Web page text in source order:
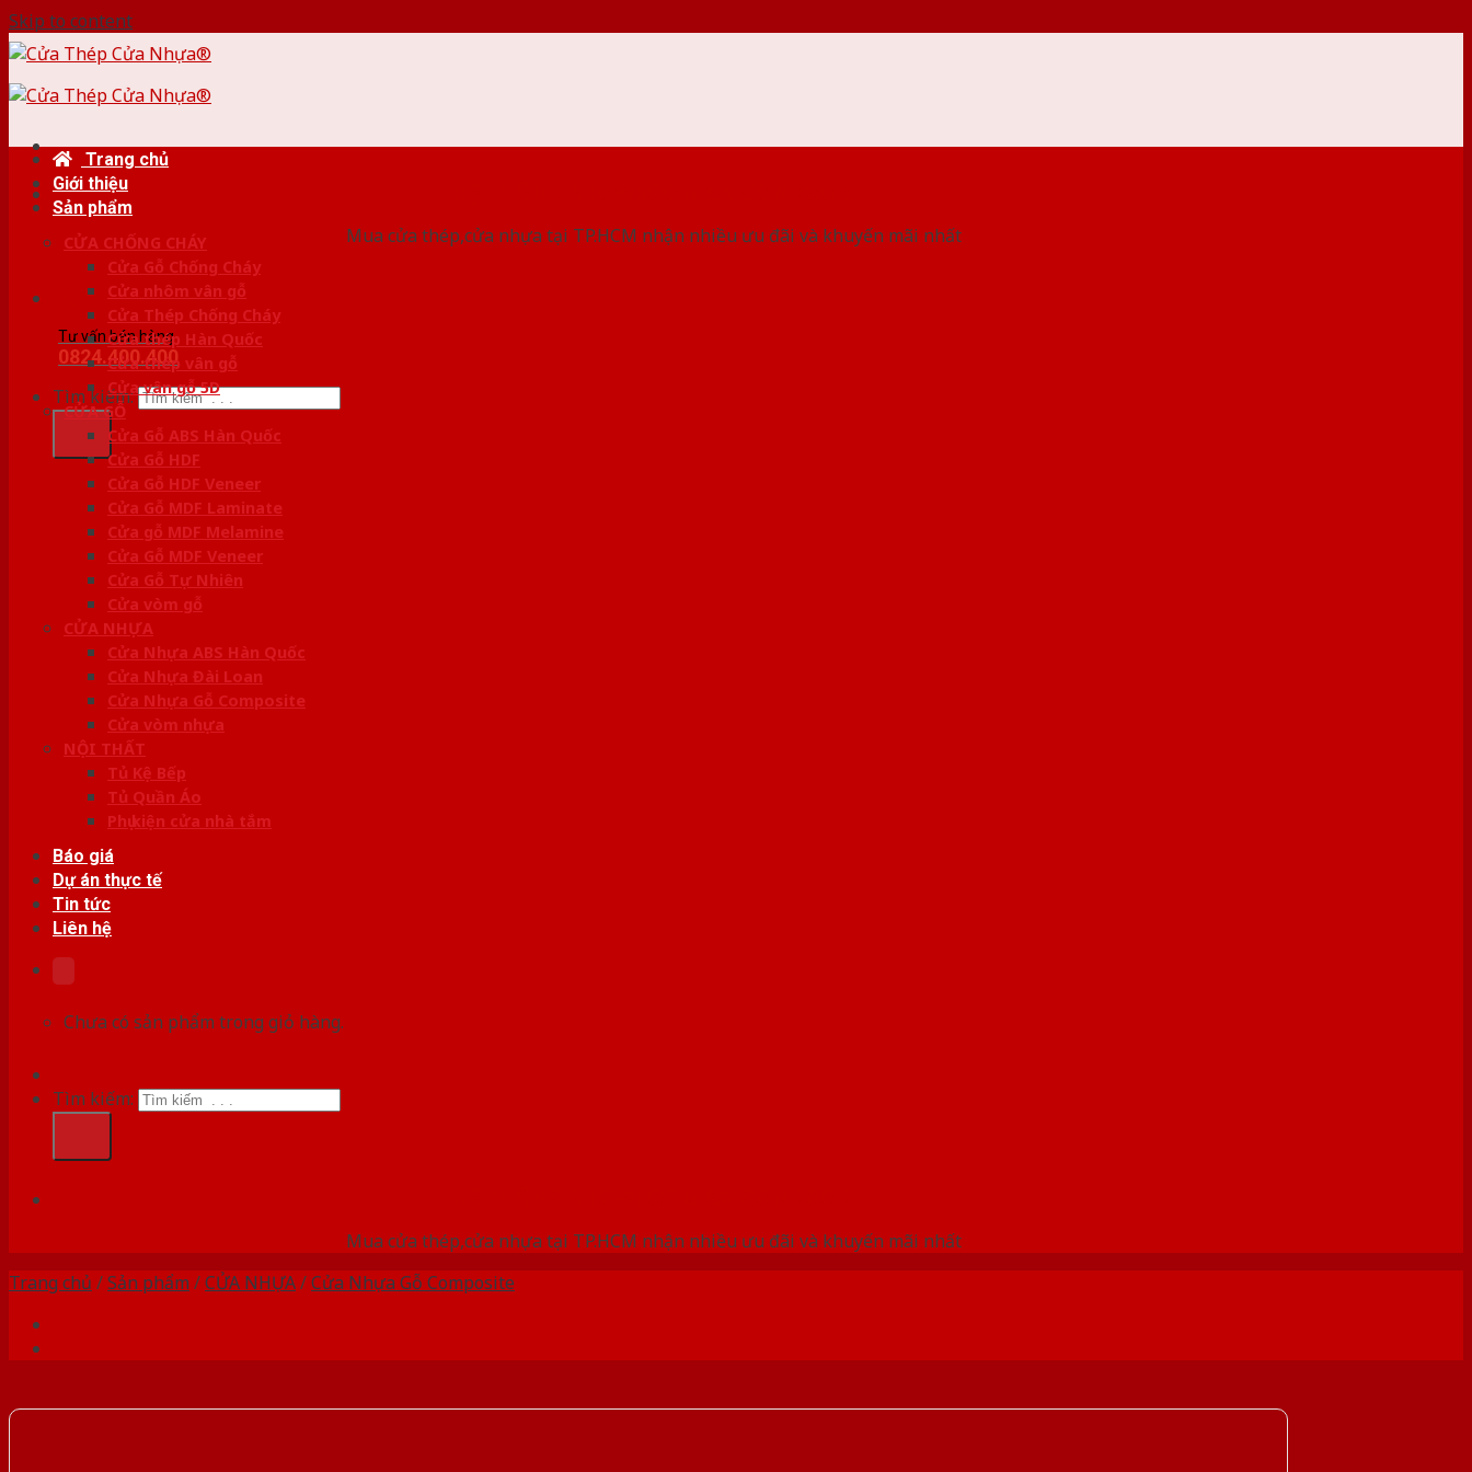
Skip to content
Mua cửa thép,cửa nhựa tại TP.HCM nhận nhiều ưu đãi và khuyến mãi nhất
Tư vấn bán hàng
0824.400.400
Tìm kiếm:
Trang chủ
Giới thiệu
Sản phẩm
CỬA CHỐNG CHÁY
Cửa Gỗ Chống Cháy
Cửa nhôm vân gỗ
Cửa Thép Chống Cháy
Cửa thép Hàn Quốc
Cửa thép vân gỗ
Cửa vân gỗ 5D
CỬA GỖ
Cửa Gỗ ABS Hàn Quốc
Cửa Gỗ HDF
Cửa Gỗ HDF Veneer
Cửa Gỗ MDF Laminate
Cửa gỗ MDF Melamine
Cửa Gỗ MDF Veneer
Cửa Gỗ Tự Nhiên
Cửa vòm gỗ
CỬA NHỰA
Cửa Nhựa ABS Hàn Quốc
Cửa Nhựa Đài Loan
Cửa Nhựa Gỗ Composite
Cửa vòm nhựa
NỘI THẤT
Tủ Kệ Bếp
Tủ Quần Áo
Phụ kiện cửa nhà tắm
Báo giá
Dự án thực tế
Tin tức
Liên hệ
Chưa có sản phẩm trong giỏ hàng.
Tìm kiếm:
Mua cửa thép,cửa nhựa tại TP.HCM nhận nhiều ưu đãi và khuyến mãi nhất
Trang chủ /Sản phẩm /CỬA NHỰA/Cửa Nhựa Gỗ Composite